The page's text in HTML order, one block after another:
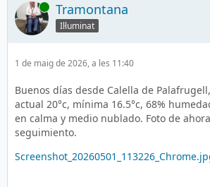
En línia Tramontana
Il·luminat
1 de maig de 2026, a les 11:40
Buenos días desde Calella de
actual 20°c, mínima 16.5°c, 68%
en calma y medio nublado. Foto de
seguimiento.